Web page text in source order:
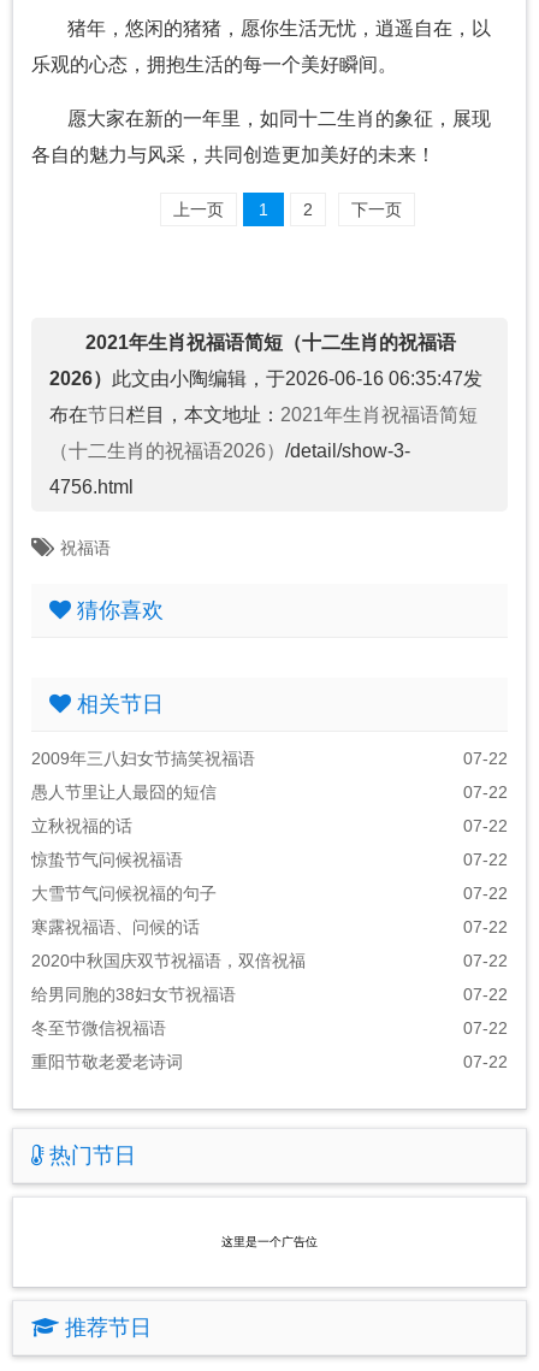
猪年，悠闲的猪猪，愿你生活无忧，逍遥自在，以
乐观的心态，拥抱生活的每一个美好瞬间。
愿大家在新的一年里，如同十二生肖的象征，展现
各自的魅力与风采，共同创造更加美好的未来！
上一页 1 2 下一页
2021年生肖祝福语简短（十二生肖的祝福语
2026） 此文由小陶编辑，于2026-06-16 06:35:47发
布在节日 栏目，本文地址： 2021年生肖祝福语简短
（十二生肖的祝福语2026） /detail/show-3-
4756.html
祝福语
猜你喜欢
相关节日
2009年三八妇女节搞笑祝福语
07-22
愚人节里让人最囧的短信
07-22
立秋祝福的话
07-22
惊蛰节气问候祝福语
07-22
大雪节气问候祝福的句子
07-22
寒露祝福语、问候的话
07-22
2020中秋国庆双节祝福语，双倍祝福
07-22
给男同胞的38妇女节祝福语
07-22
冬至节微信祝福语
07-22
重阳节敬老爱老诗词
07-22
热门节日
这里是一个广告位
推荐节日